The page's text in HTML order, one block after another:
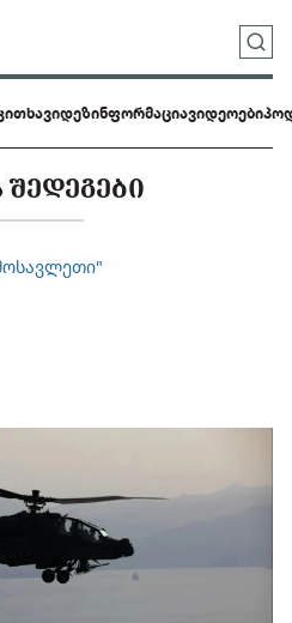
დეზინფორმაციავიდეოები
ᲨᲔᲓᲔᲒᲔᲑᲘ